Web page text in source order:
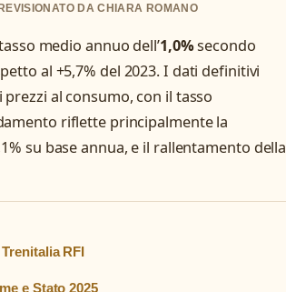
DA CHIARA ROMANO
medio annuo dell’1,0%secondo
al +5,7% del 2023. I dati definitivi
al consumo, con il tasso
riflette principalmente la
su base annua, e il rallentamento della
RFI
e Stato 2025